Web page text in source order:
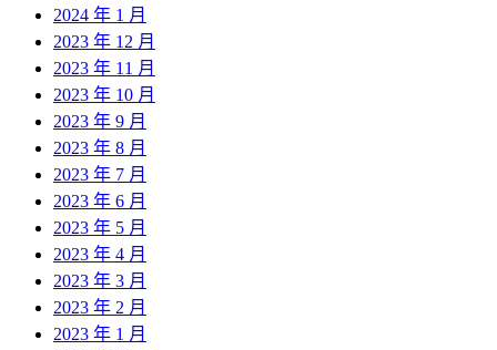
2024 年 1 月
2023 年 12 月
2023 年 11 月
2023 年 10 月
2023 年 9 月
2023 年 8 月
2023 年 7 月
2023 年 6 月
2023 年 5 月
2023 年 4 月
2023 年 3 月
2023 年 2 月
2023 年 1 月